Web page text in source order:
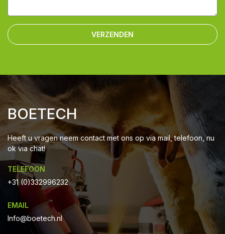
VERZENDEN
BOETECH
Heeft u vragen neem contact met ons op via mail, telefoon, nu
ok via chat!
TELEFOON
+31 (0)332996232
EMAIL
Info@boetech.nl